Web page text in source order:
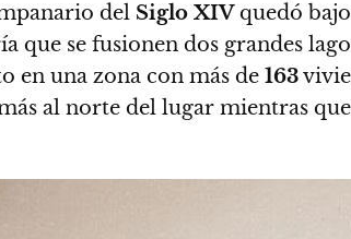
del Siglo XIVquedó bajo
que se fusionen dos grandes
en una zona con más de 163
al norte del lugar mientras